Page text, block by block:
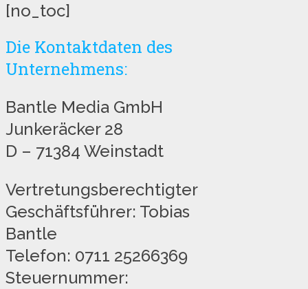
[no_toc]
Die Kontaktdaten des
Unternehmens:
Bantle Media GmbH
Junkeräcker 28
D – 71384 Weinstadt
Vertretungsberechtigter
Geschäftsführer: Tobias
Bantle
Telefon: 0711 25266369
Steuernummer: